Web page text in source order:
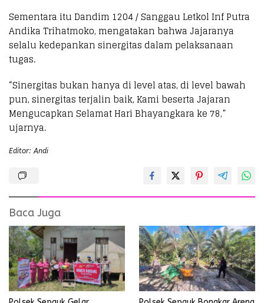
Sementara itu Dandim 1204 / Sanggau Letkol Inf Putra
Andika Trihatmoko, mengatakan bahwa Jajaranya
selalu kedepankan sinergitas dalam pelaksanaan
tugas.
“Sinergitas bukan hanya di level atas, di level bawah
pun, sinergitas terjalin baik, Kami beserta Jajaran
Mengucapkan Selamat Hari Bhayangkara ke 78,”
ujarnya.
Editor: Andi
Baca Juga